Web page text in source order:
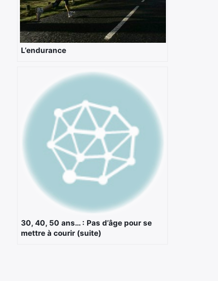
L’endurance
30, 40, 50 ans… : Pas d’âge pour se
mettre à courir (suite)